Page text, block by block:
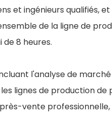
et ingénieurs
de la ligne de
de 8 heures.
l'analyse de
lignes de production
vente